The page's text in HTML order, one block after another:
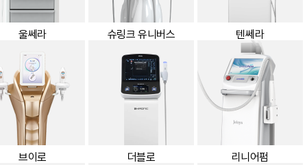
울쎄라 슈링크 유니버스 텐쎄라
브이로 더블로 리니어펌